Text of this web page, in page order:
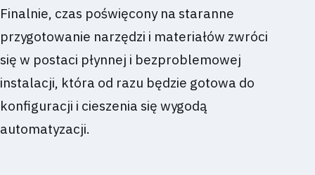
Finalnie, czas poświęcony na staranne
przygotowanie narzędzi i materiałów zwróci
się w postaci płynnej i bezproblemowej
instalacji, która od razu będzie gotowa do
konfiguracji i cieszenia się wygodą
automatyzacji.